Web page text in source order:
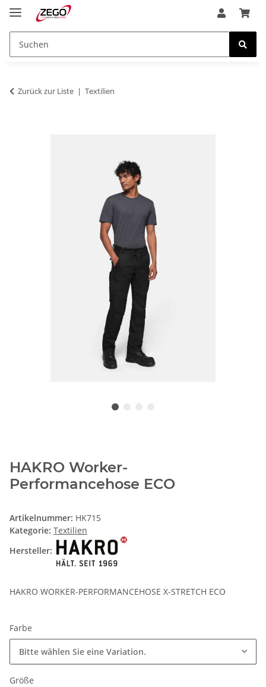
Zurück zur Liste Textilien
HAKRO Worker-
Performancehose ECO
Artikelnummer: HK715
Kategorie: Textilien
Hersteller:
HAKRO WORKER-PERFORMANCEHOSE X-STRETCH ECO
Farbe
Bitte wählen Sie eine Variation.
Größe